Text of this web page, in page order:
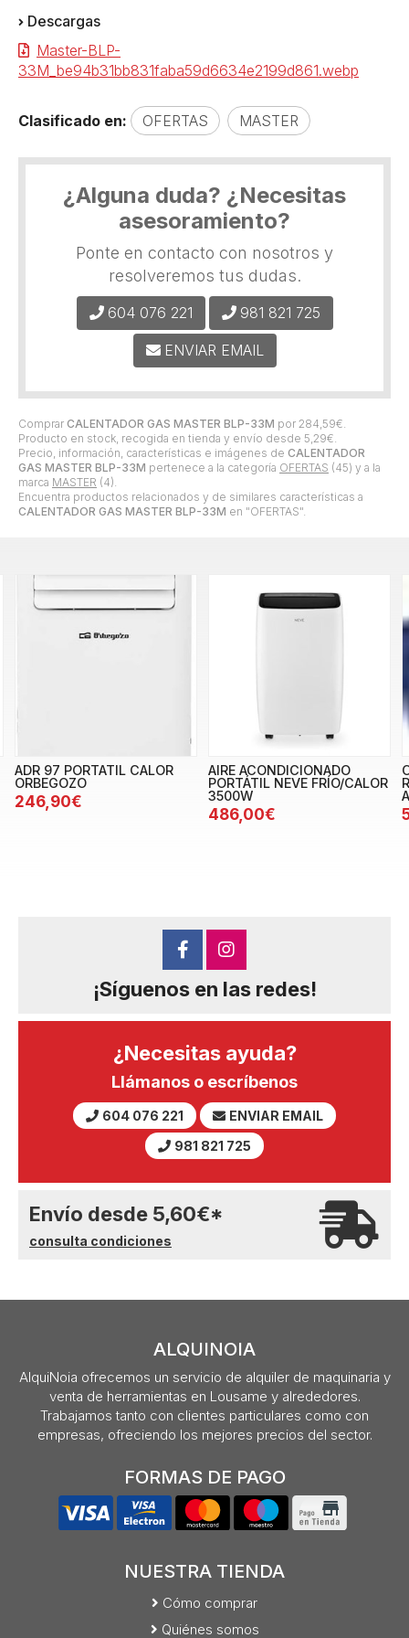
Comprar CALENTADOR GAS MASTER BLP-33M por 284,59€.
Producto en stock, recogida en tienda y envío desde 5,29€.
Precio, información, características e imágenes de CALENTADOR
GAS MASTER BLP-33M pertenece a la categoría OFERTAS (45) y a la
marca MASTER (4).
Encuentra productos relacionados y de similares características a
CALENTADOR GAS MASTER BLP-33M en "OFERTAS".
Descargas
Master-BLP-
33M_be94b31bb831faba59d6634e2199d861.webp
Clasificado en: OFERTAS MASTER
¿Alguna duda? ¿Necesitas
asesoramiento?
Ponte en contacto con nosotros y
resolveremos tus dudas.
604 076 221 981 821 725
ENVIAR EMAIL
ADR 97 PORTATIL CALOR
ORBEGOZO
246,90€
AIRE ACONDICIONADO
PORTÁTIL NEVE FRÍO/CALOR
3500W
486,00€
¡Síguenos en las redes!
¿Necesitas ayuda?
Llámanos o escríbenos
604 076 221
ENVIAR EMAIL
981 821 725
Envío desde 5,60€*
consulta condiciones
ALQUINOIA
AlquiNoia ofrecemos un servicio de alquiler de maquinaria y
venta de herramientas en Lousame y alrededores.
Trabajamos tanto con clientes particulares como con
empresas, ofreciendo los mejores precios del sector.
FORMAS DE PAGO
NUESTRA TIENDA
Cómo comprar
Quiénes somos